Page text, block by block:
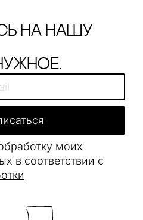
на нашу
моих
в соответствии с